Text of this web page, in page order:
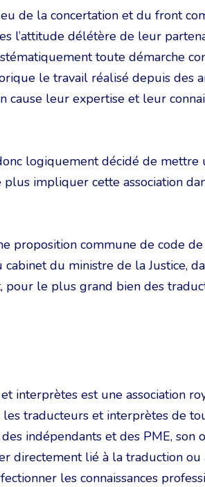
de la concertation et du front
l’attitude délétère de leur
toute démarche
le travail réalisé depuis des
cause leur expertise et leur
logiquement décidé de mettre
impliquer cette association
proposition commune de code
du ministre de la Justice,
pour le plus grand bien des
interprètes est une association
traducteurs et interprètes de
indépendants et des PME, son
directement lié à la traduction ou
les connaissances